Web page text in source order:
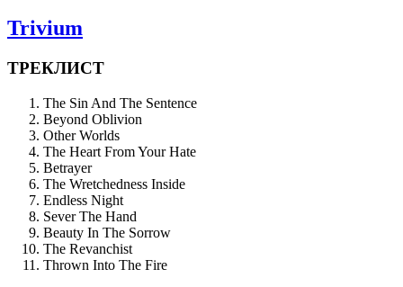
Trivium
ТРЕКЛИСТ
The Sin And The Sentence
Beyond Oblivion
Other Worlds
The Heart From Your Hate
Betrayer
The Wretchedness Inside
Endless Night
Sever The Hand
Beauty In The Sorrow
The Revanchist
Thrown Into The Fire